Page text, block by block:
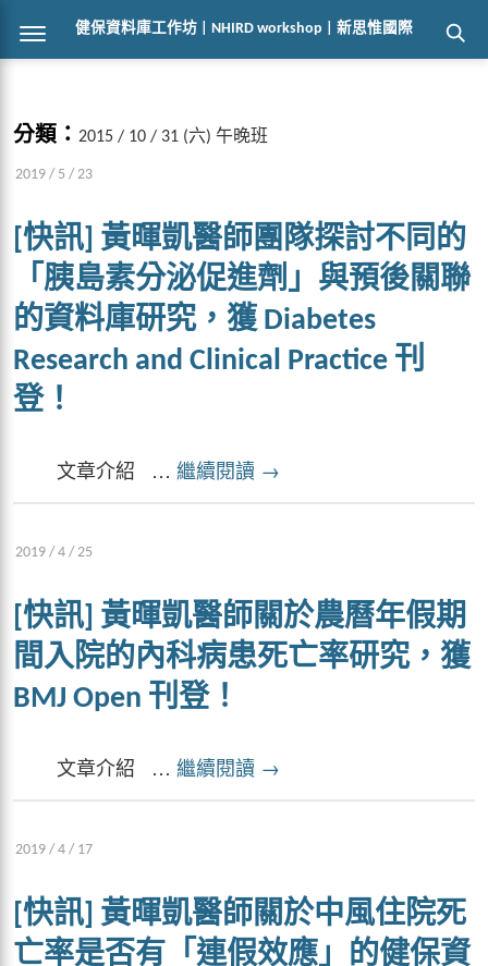
健保資料庫工作坊 | NHIRD workshop | 新思惟國際
分類： 2015 / 10 / 31 (六) 午晚班
2019 / 5 / 23
[快訊] 黃暉凱醫師團隊探討不同的
「胰島素分泌促進劑」與預後關聯
的資料庫研究，獲 Diabetes
Research and Clinical Practice 刊
登！
文章介紹 … 繼續閱讀 →
2019 / 4 / 25
[快訊] 黃暉凱醫師關於農曆年假期
間入院的內科病患死亡率研究，獲
BMJ Open 刊登！
文章介紹 … 繼續閱讀 →
2019 / 4 / 17
[快訊] 黃暉凱醫師關於中風住院死
亡率是否有「連假效應」的健保資